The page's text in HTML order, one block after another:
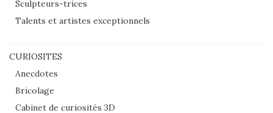
Sculpteurs-trices
Talents et artistes exceptionnels
CURIOSITES
Anecdotes
Bricolage
Cabinet de curiosités 3D